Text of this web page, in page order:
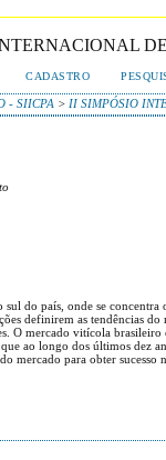
CADASTRO
- SIICPA > II SIMPÓSIO
do país, onde se
definirem as tendências
mercado vitícola
ao longo dos últimos
mercado para obter sucesso